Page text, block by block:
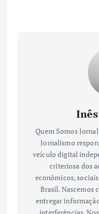
Quem Somos
Jornalismo
veículo digital
criteriosa dos
econômicos,
Brasil. Nascemos
entregar